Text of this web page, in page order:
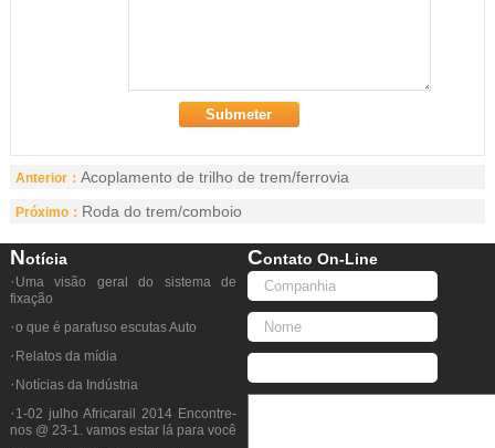
Anterior： Acoplamento de trilho de trem/ferrovia
Próximo： Roda do trem/comboio
NOtícia
· Uma visão geral do sistema de
fixação
·o que é parafuso escutas Auto
· Relatos da mídia
· Notícias da Indústria
· 1-02 julho Africarail 2014 Encontre-
nos @ 23-1. vamos estar lá para você
COntato On-Line